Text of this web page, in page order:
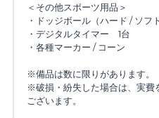
＜その他スポーツ用品＞
・ドッジボール（ハード / ソフ
・デジタルタイマー　1台
・各種マーカー / コーン
※備品は数に限りがあります。
※破損・紛失した場合は、実費
ございます。